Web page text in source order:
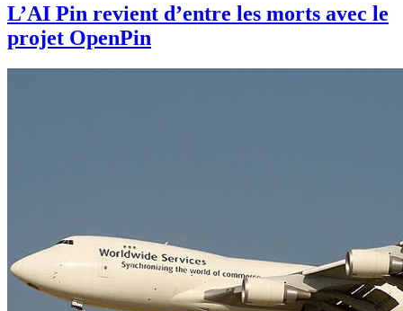
L’AI Pin revient d’entre les morts avec le
projet OpenPin